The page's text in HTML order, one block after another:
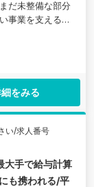
だ未整備な部分
事業を支える手
織基盤の構築を
をみる
い/求人番号
大手で給与計算
も携われる/平